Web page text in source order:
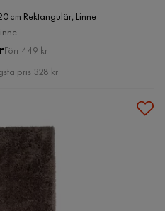
cm Rektangulär, Linne
Pris
Original
Pris
Förr 449 kr
pris 328 kr